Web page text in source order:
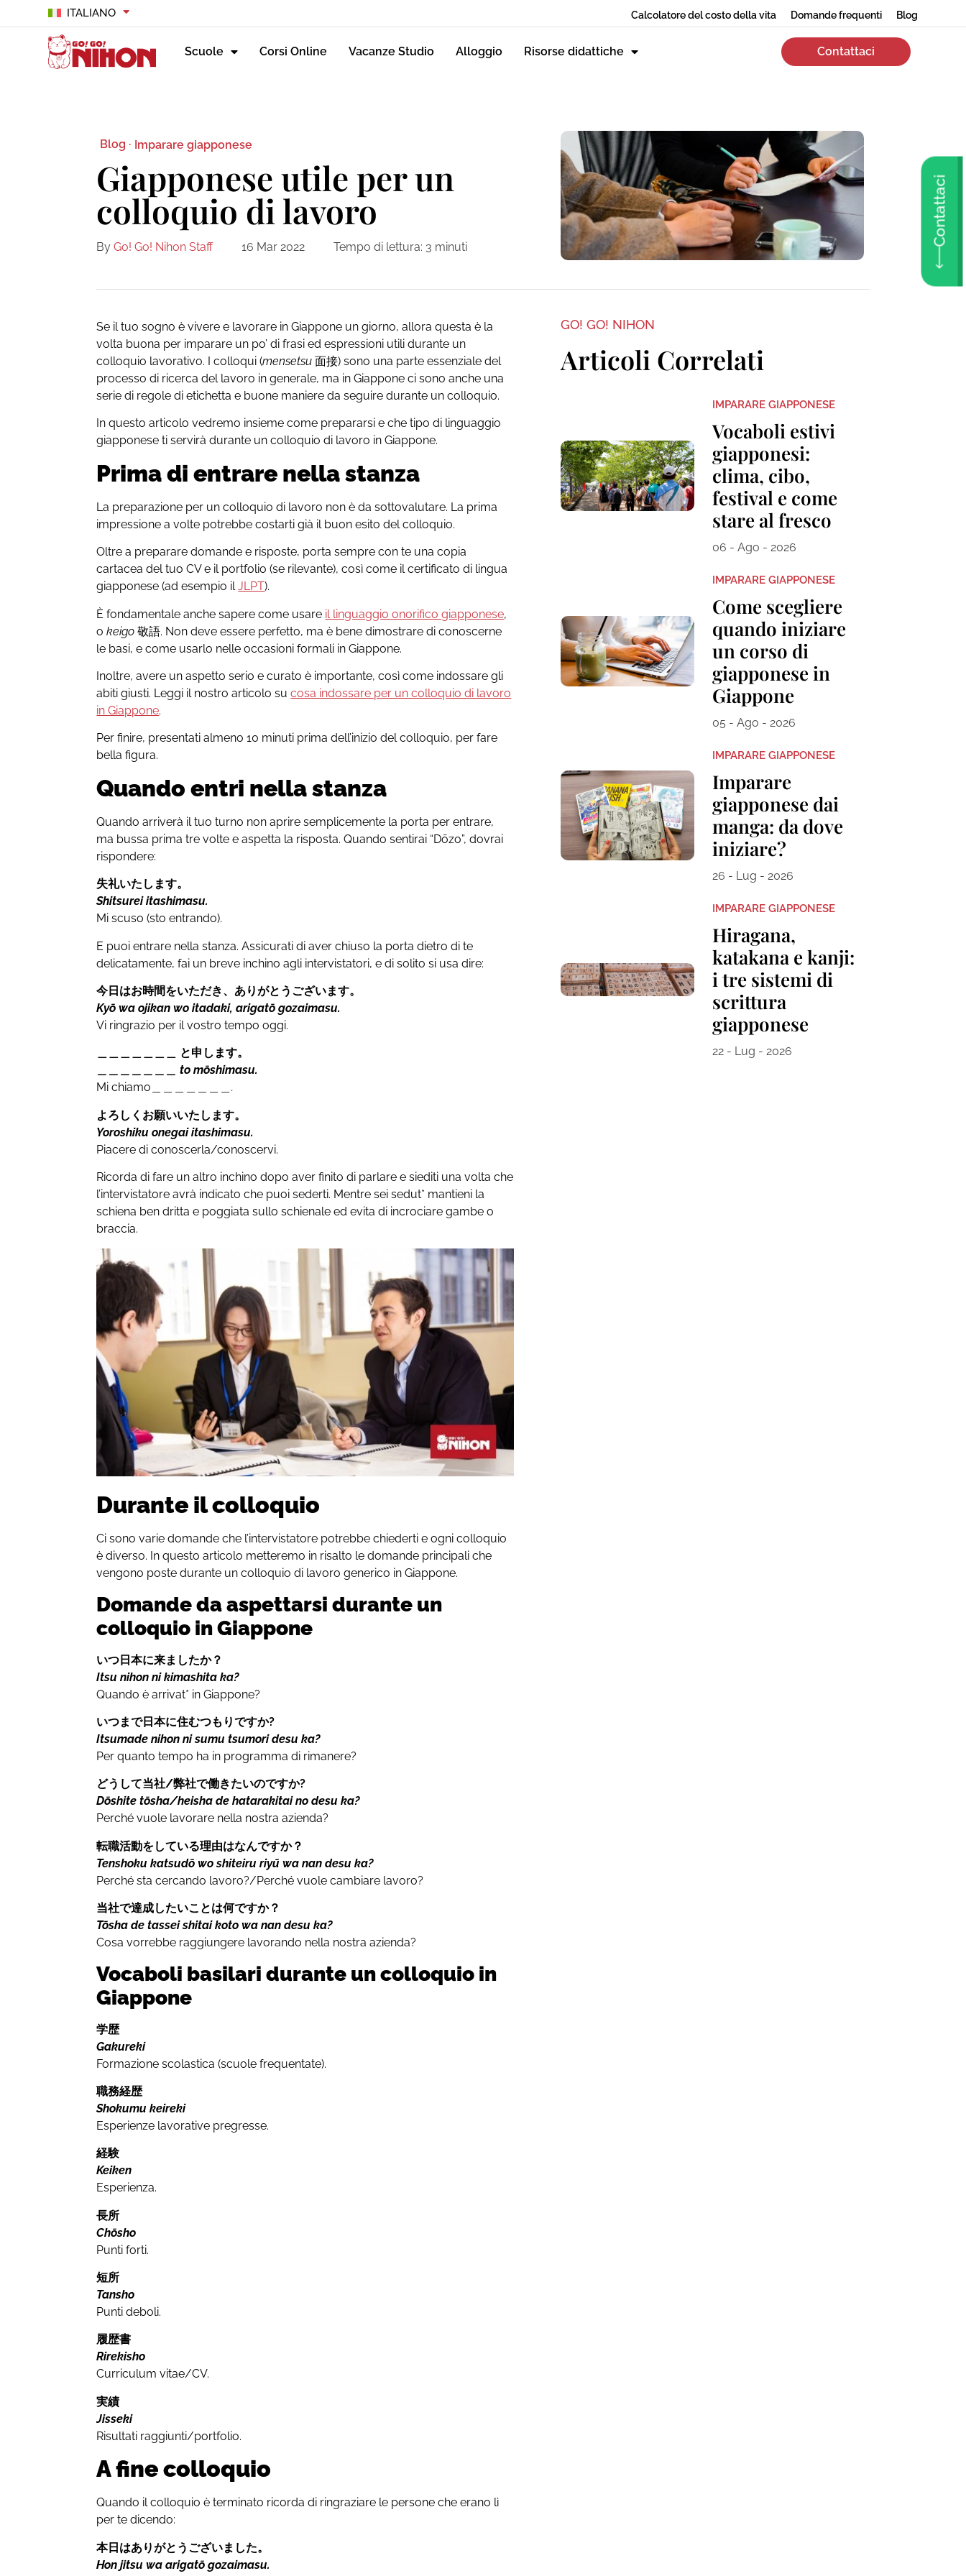
ITALIANO Calcolatore del costo della vita Domande frequenti Blog
Scuole Corsi Online Vacanze Studio Alloggio Risorse didattiche Contattaci
Contattaci
Blog · Imparare giapponese
Giapponese utile per un
colloquio di lavoro
By Go! Go! Nihon Staff 16 Mar 2022 Tempo di lettura: 3 minuti
Se il tuo sogno è vivere e lavorare in Giappone un giorno, allora questa è la
volta buona per imparare un po’ di frasi ed espressioni utili durante un
colloquio lavorativo. I colloqui (mensetsu面接) sono una parte essenziale del
processo di ricerca del lavoro in generale, ma in Giappone ci sono anche una
serie di regole di etichetta e buone maniere da seguire durante un colloquio.
In questo articolo vedremo insieme come prepararsi e che tipo di linguaggio
giapponese ti servirà durante un colloquio di lavoro in Giappone.
Prima di entrare nella stanza
La preparazione per un colloquio di lavoro non è da sottovalutare. La prima
impressione a volte potrebbe costarti già il buon esito del colloquio.
Oltre a preparare domande e risposte, porta sempre con te una copia
cartacea del tuo CV e il portfolio (se rilevante), così come il certificato di lingua
giapponese (ad esempio ilJLPT).
È fondamentale anche sapere come usare il linguaggio onorifico giapponese,
okeigo 敬語. Non deve essere perfetto, ma è bene dimostrare di conoscerne
le basi, e come usarlo nelle occasioni formali in Giappone.
Inoltre, avere un aspetto serio e curato è importante, così come indossare gli
abiti giusti. Leggi il nostro articolo sucosa indossare per un colloquio di lavoro
in Giappone.
Per finire, presentati almeno 10 minuti prima dell’inizio del colloquio, per fare
bella figura.
Quando entri nella stanza
Quando arriverà il tuo turno non aprire semplicemente la porta per entrare,
ma bussa prima tre volte e aspetta la risposta. Quando sentirai “Dōzo”, dovrai
rispondere:
失礼いたします。
Shitsurei itashimasu.
Mi scuso (sto entrando).
E puoi entrare nella stanza. Assicurati di aver chiuso la porta dietro di te
delicatamente, fai un breve inchino agli intervistatori, e di solito si usa dire:
今日はお時間をいただき、ありがとうございます。
Kyō wa ojikan wo itadaki, arigatō gozaimasu.
Vi ringrazio per il vostro tempo oggi.
＿＿＿＿＿＿＿ と申します。
＿＿＿＿＿＿＿ to mōshimasu.
Mi chiamo ＿＿＿＿＿＿＿.
よろしくお願いいたします。
Yoroshiku onegai itashimasu.
Piacere di conoscerla/conoscervi.
Ricorda di fare un altro inchino dopo aver finito di parlare e siediti una volta che
l’intervistatore avrà indicato che puoi sederti. Mentre sei sedut* mantieni la
schiena ben dritta e poggiata sullo schienale ed evita di incrociare gambe o
braccia.
Durante il colloquio
Ci sono varie domande che l’intervistatore potrebbe chiederti e ogni colloquio
è diverso. In questo articolo metteremo in risalto le domande principali che
vengono poste durante un colloquio di lavoro generico in Giappone.
Domande da aspettarsi durante un
colloquio in Giappone
いつ日本に来ましたか？
Itsu nihon ni kimashita ka?
Quando è arrivat* in Giappone?
いつまで日本に住むつもりですか?
Itsumade nihon ni sumu tsumori desu ka?
Per quanto tempo ha in programma di rimanere?
どうして当社/弊社で働きたいのですか?
Dōshite tōsha/heisha de hatarakitai no desu ka?
Perché vuole lavorare nella nostra azienda?
転職活動をしている理由はなんですか？
Tenshoku katsudō wo shiteiru riyū wa nan desu ka?
Perché sta cercando lavoro?/Perché vuole cambiare lavoro?
当社で達成したいことは何ですか？
Tōsha de tassei shitai koto wa nan desu ka?
Cosa vorrebbe raggiungere lavorando nella nostra azienda?
Vocaboli basilari durante un colloquio in
Giappone
学歴
Gakureki
Formazione scolastica (scuole frequentate).
職務経歴
Shokumu keireki
Esperienze lavorative pregresse.
経験
Keiken
Esperienza.
長所
Chōsho
Punti forti.
短所
Tansho
Punti deboli.
履歴書
Rirekisho
Curriculum vitae/CV.
実績
Jisseki
Risultati raggiunti/portfolio.
A fine colloquio
Quando il colloquio è terminato ricorda di ringraziare le persone che erano lì
per te dicendo:
本日はありがとうございました。
Hon jitsu wa arigatō gozaimasu.
GO! GO! NIHON
Articoli Correlati
IMPARARE GIAPPONESE
Vocaboli estivi
giapponesi:
clima, cibo,
festival e come
stare al fresco
06 - Ago - 2026
IMPARARE GIAPPONESE
Come scegliere
quando iniziare
un corso di
giapponese in
Giappone
05 - Ago - 2026
IMPARARE GIAPPONESE
Imparare
giapponese dai
manga: da dove
iniziare?
26 - Lug - 2026
IMPARARE GIAPPONESE
Hiragana,
katakana e kanji:
i tre sistemi di
scrittura
giapponese
22 - Lug - 2026